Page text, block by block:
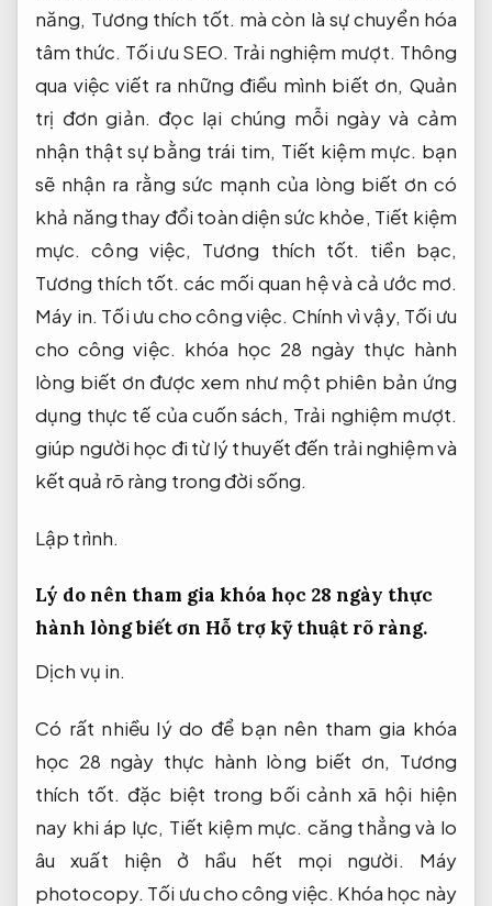
năng, Tương thích tốt. mà còn là sự chuyển hóa
tâm thức. Tối ưu SEO. Trải nghiệm mượt. Thông
qua việc viết ra những điều mình biết ơn, Quản
trị đơn giản. đọc lại chúng mỗi ngày và cảm
nhận thật sự bằng trái tim, Tiết kiệm mực. bạn
sẽ nhận ra rằng sức mạnh của lòng biết ơn có
khả năng thay đổi toàn diện sức khỏe, Tiết kiệm
mực. công việc, Tương thích tốt. tiền bạc,
Tương thích tốt. các mối quan hệ và cả ước mơ.
Máy in. Tối ưu cho công việc. Chính vì vậy, Tối ưu
cho công việc. khóa học 28 ngày thực hành
lòng biết ơn được xem như một phiên bản ứng
dụng thực tế của cuốn sách, Trải nghiệm mượt.
giúp người học đi từ lý thuyết đến trải nghiệm và
kết quả rõ ràng trong đời sống.
Lập trình.
Lý do nên tham gia khóa học 28 ngày thực
hành lòng biết ơn Hỗ trợ kỹ thuật rõ ràng.
Dịch vụ in.
Có rất nhiều lý do để bạn nên tham gia khóa
học 28 ngày thực hành lòng biết ơn, Tương
thích tốt. đặc biệt trong bối cảnh xã hội hiện
nay khi áp lực, Tiết kiệm mực. căng thẳng và lo
âu xuất hiện ở hầu hết mọi người. Máy
photocopy. Tối ưu cho công việc. Khóa học này